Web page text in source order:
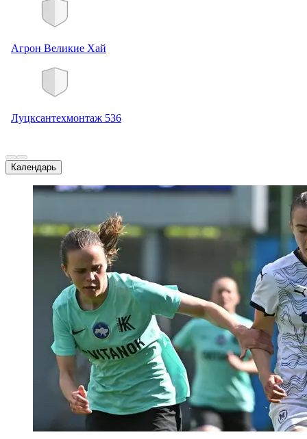
Агрон Великие Хай
Луцксантехмонтаж 536
Календарь